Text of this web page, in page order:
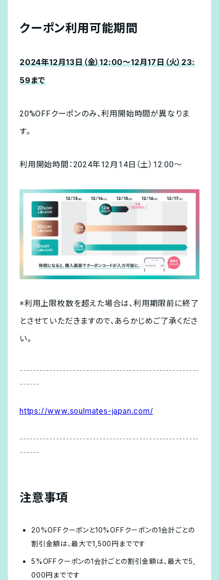
クーポン利用可能期間
2024年12月13日（金）12:00～12月17日（火）23:
59まで
20%OFFクーポンのみ、利用開始時間が異なりま
す。
利用開始時間：2024年12月14日（土）12:00～
※利用上限枚数を超えた場合は、利用期限前に終了
とさせていただきますので、あらかじめご了承くださ
い。
------------------------------------------------------
------
https://www.soulmates-japan.com/
------------------------------------------------------
------
注意事項
20%OFFクーポンと10%OFFクーポンの1会計ごとの
割引金額は、最大で1,500円までです
5%OFFクーポンの1会計ごとの割引金額は、最大で5,
000円までです